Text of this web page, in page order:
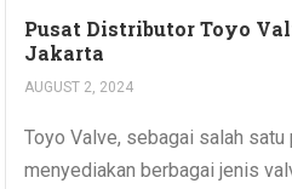
Pusat Distributor Toyo
Jakarta
AUGUST 2, 2024
Toyo Valve, sebagai salah
menyediakan berbagai jenis